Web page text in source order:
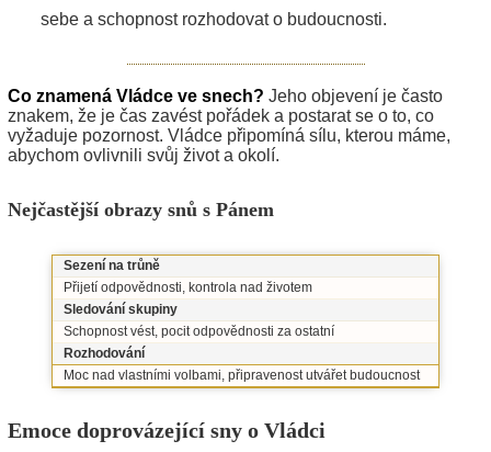
sebe a schopnost rozhodovat o budoucnosti.
Co znamená Vládce ve snech? Jeho objevení je často
znakem, že je čas zavést pořádek a postarat se o to, co
vyžaduje pozornost. Vládce připomíná sílu, kterou máme,
abychom ovlivnili svůj život a okolí.
Nejčastější obrazy snů s Pánem
Sezení na trůně
Přijetí odpovědnosti, kontrola nad životem
Sledování skupiny
Schopnost vést, pocit odpovědnosti za ostatní
Rozhodování
Moc nad vlastními volbami, připravenost utvářet budoucnost
Emoce doprovázející sny o Vládci